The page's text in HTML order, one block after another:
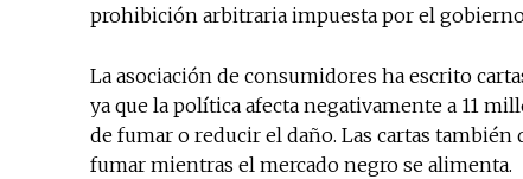
prohibición arbitraria impuesta por el gobierno
La asociación de consumidores ha escrito
ya que la política afecta negativamente a 11
de fumar o reducir el daño. Las cartas
fumar mientras el mercado negro se alimenta.